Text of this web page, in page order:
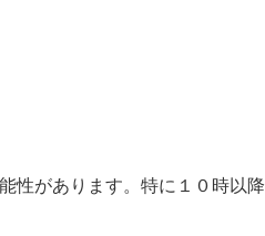
性があります。特に１０時以降